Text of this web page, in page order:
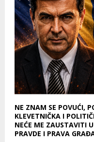
NE ZNAM SE POVUĆI,
KLEVETNIČKA I
NEĆE ME ZAUSTAVITI
PRAVDE I PRAVA